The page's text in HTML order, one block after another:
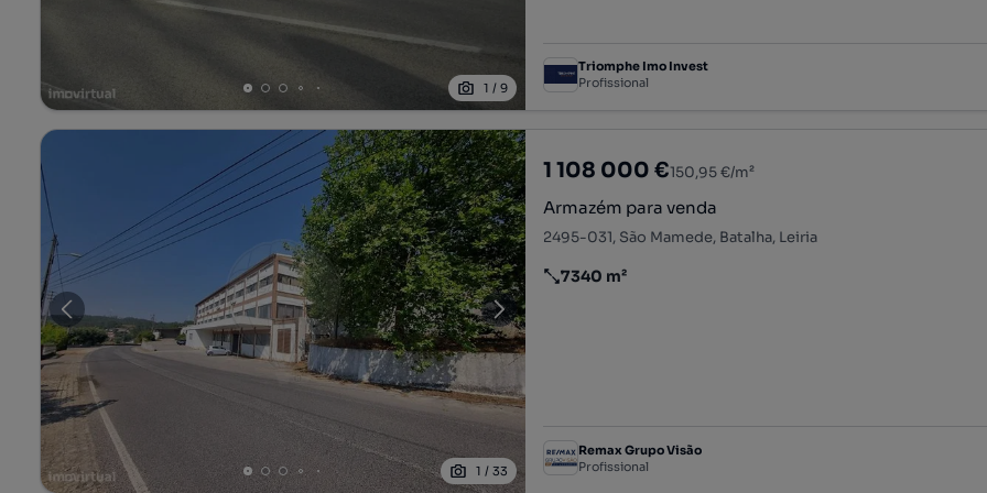
1 /9
Triomphe Imo Invest
Profissional
1 /33
1 108 000 €150,95 €/m²
Armazém para venda
2495-031, São Mamede, Batalha, Leiria
Preço por metro quadrado
7340 m²
Remax Grupo Visão
Profissional